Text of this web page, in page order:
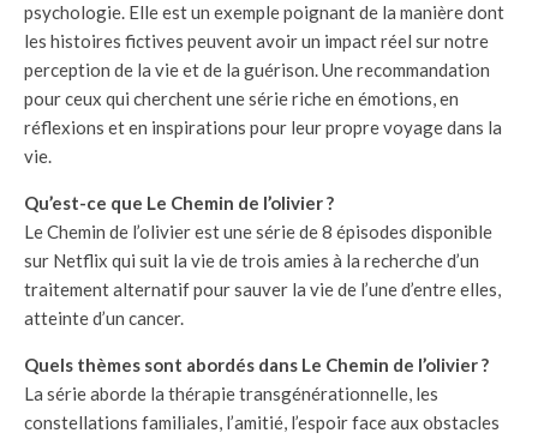
psychologie. Elle est un exemple poignant de la manière dont
les histoires fictives peuvent avoir un impact réel sur notre
perception de la vie et de la guérison. Une recommandation
pour ceux qui cherchent une série riche en émotions, en
réflexions et en inspirations pour leur propre voyage dans la
vie.
Qu’est-ce que Le Chemin de l’olivier ?
Le Chemin de l’olivier est une série de 8 épisodes disponible
sur Netflix qui suit la vie de trois amies à la recherche d’un
traitement alternatif pour sauver la vie de l’une d’entre elles,
atteinte d’un cancer.
Quels thèmes sont abordés dans Le Chemin de l’olivier ?
La série aborde la thérapie transgénérationnelle, les
constellations familiales, l’amitié, l’espoir face aux obstacles